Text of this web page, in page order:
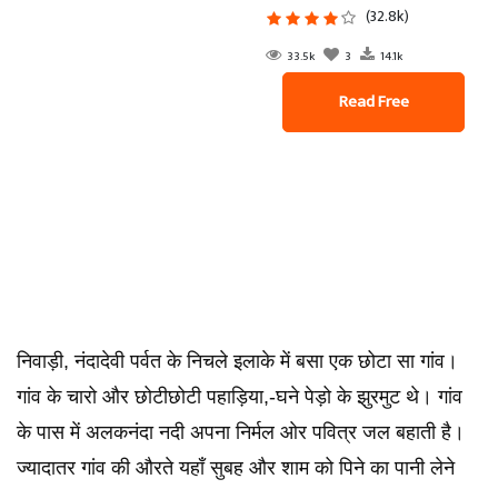
(32.8k)
33.5k 3 14.1k
Read Free
निवाड़ी, नंदादेवी पर्वत के निचले इलाके में बसा एक छोटा सा गांव।
गांव के चारो और छोटीछोटी पहाड़िया,-घने पेड़ो के झुरमुट थे। गांव
के पास में अलकनंदा नदी अपना निर्मल ओर पवित्र जल बहाती है।
ज्यादातर गांव की औरते यहाँ सुबह और शाम को पिने का पानी लेने